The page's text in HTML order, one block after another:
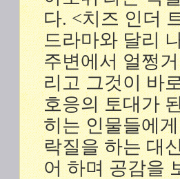
다. <치즈 인더
드라마와 달리
주변에서 얼쩡
리고 그것이 바
호응의 토대가
히는 인물들에
락질을 하는 대
어 하며 공감을